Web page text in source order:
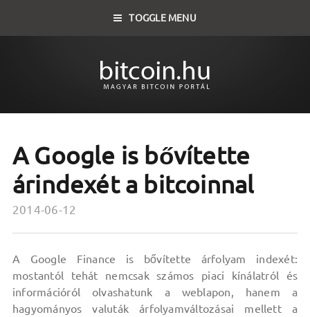
TOGGLE MENU
A Google is bővítette
árindexét a bitcoinnal
2014-06-12
A Google Finance is bővítette árfolyam indexét:
mostantól tehát nemcsak számos piaci kínálatról és
információról olvashatunk a weblapon, hanem a
hagyományos valuták árfolyamváltozásai mellett a